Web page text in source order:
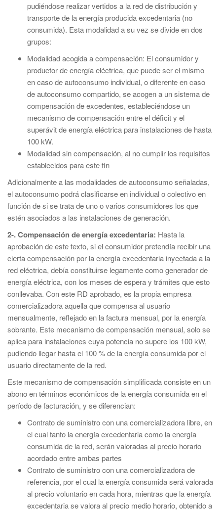
pudiéndose realizar vertidos a la red de distribución y
transporte de la energía producida excedentaria (no
consumida). Esta modalidad a su vez se divide en dos
grupos:
Modalidad acogida a compensación: El consumidor y
productor de energía eléctrica, que puede ser el mismo
en caso de autoconsumo individual, o diferente en caso
de autoconsumo compartido, se acogen a un sistema de
compensación de excedentes, estableciéndose un
mecanismo de compensación entre el déficit y el
superávit de energía eléctrica para instalaciones de hasta
100 kW.
Modalidad sin compensación, al no cumplir los requisitos
establecidos para este fin
Adicionalmente a las modalidades de autoconsumo señaladas,
el autoconsumo podrá clasificarse en individual o colectivo en
función de si se trata de uno o varios consumidores los que
estén asociados a las instalaciones de generación.
2-. Compensación de energía excedentaria: Hasta la
aprobación de este texto, si el consumidor pretendía recibir una
cierta compensación por la energía excedentaria inyectada a la
red eléctrica, debía constituirse legamente como generador de
energía eléctrica, con los meses de espera y trámites que esto
conllevaba. Con este RD aprobado, es la propia empresa
comercializadora aquella que compensa al usuario
mensualmente, reflejado en la factura mensual, por la energía
sobrante. Este mecanismo de compensación mensual, solo se
aplica para instalaciones cuya potencia no supere los 100 kW,
pudiendo llegar hasta el 100 % de la energía consumida por el
usuario directamente de la red.
Este mecanismo de compensación simplificada consiste en un
abono en términos económicos de la energía consumida en el
período de facturación, y se diferencian:
Contrato de suministro con una comercializadora libre, en
el cual tanto la energía excedentaria como la energía
consumida de la red, serán valoradas al precio horario
acordado entre ambas partes
Contrato de suministro con una comercializadora de
referencia, por el cual la energía consumida será valorada
al precio voluntario en cada hora, mientras que la energía
excedentaria se valora al precio medio horario, obtenido a